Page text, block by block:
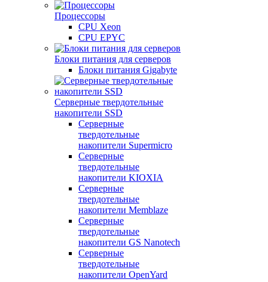
Процессоры
CPU Xeon
CPU EPYC
Блоки питания для серверов
Блоки питания Gigabyte
Серверные твердотельные
накопители SSD
Cерверные
твердотельные
накопители Supermicro
Cерверные
твердотельные
накопители KIOXIA
Cерверные
твердотельные
накопители Memblaze
Cерверные
твердотельные
накопители GS Nanotech
Серверные
твердотельные
накопители OpenYard